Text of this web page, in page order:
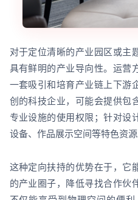
对于定位清晰的产业园区或主
具有鲜明的产业导向性。运营
一套吸引和培育产业链上下游
创的科技企业，可能会提供包
专业设施的使用权限；针对设
设备、作品展示空间等特色资源
这种定向扶持的优势在于，它
的产业圈子，降低寻找合作伙